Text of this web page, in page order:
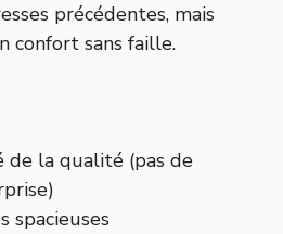
précédentes, mais
confort sans faille.
de la qualité (pas de
spacieuses